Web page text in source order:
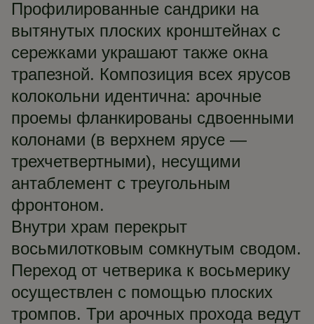
Профилированные сандрики на
вытянутых плоских кронштейнах с
сережками украшают также окна
трапезной. Композиция всех ярусов
колокольни идентична: арочные
проемы фланкированы сдвоенными
колонами (в верхнем ярусе —
трехчетвертными), несущими
антаблемент с треугольным
фронтоном.
Внутри храм перекрыт
восьмилотковым сомкнутым сводом.
Переход от четверика к восьмерику
осуществлен с помощью плоских
тромпов. Три арочных прохода ведут